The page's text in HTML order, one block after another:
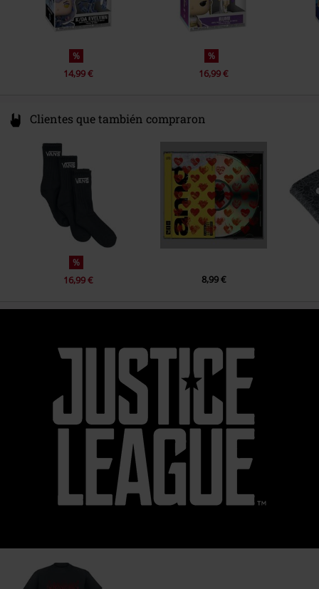
%
14,99 €
%
16,99 €
Clientes que también compraron
%
16,99 € 8,99 €